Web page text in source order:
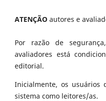
ATENÇÃO autores e
Por razão de
avaliadores está
editorial.
Inicialmente, os usuários
sistema como leitores/as.